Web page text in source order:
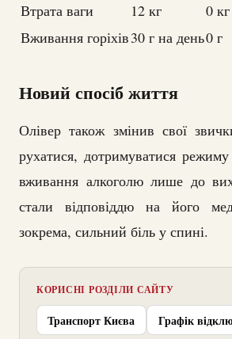
Втрата ваги 12 кг
0 кг
Вживання горіхів30 г на день0 г
Новий спосіб життя
Олівер також змінив свої
рухатися, дотримуватися
вживання алкоголю лише до
стали відповіддю на його
зокрема, сильний біль у спині.
КОРИСНІ РОЗДІЛИ САЙТУ
Транспорт Києва Графік